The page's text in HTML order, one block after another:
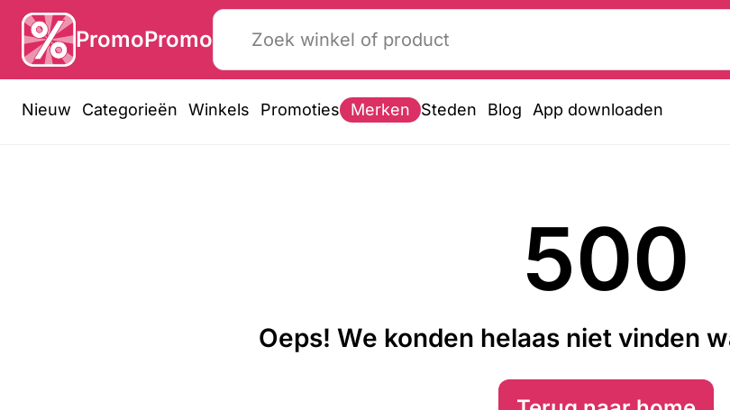
PromoPromo
Nieuw Categorieën Winkels Promoties Merken Steden Blog App downloaden
500
Oeps! We konden helaas niet vinden